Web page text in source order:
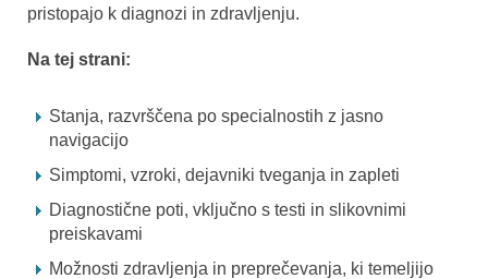
pristopajo k diagnozi in zdravljenju.
Na tej strani:
Stanja, razvrščena po specialnostih z jasno
navigacijo
Simptomi, vzroki, dejavniki tveganja in zapleti
Diagnostične poti, vključno s testi in slikovnimi
preiskavami
Možnosti zdravljenja in preprečevanja, ki temeljijo